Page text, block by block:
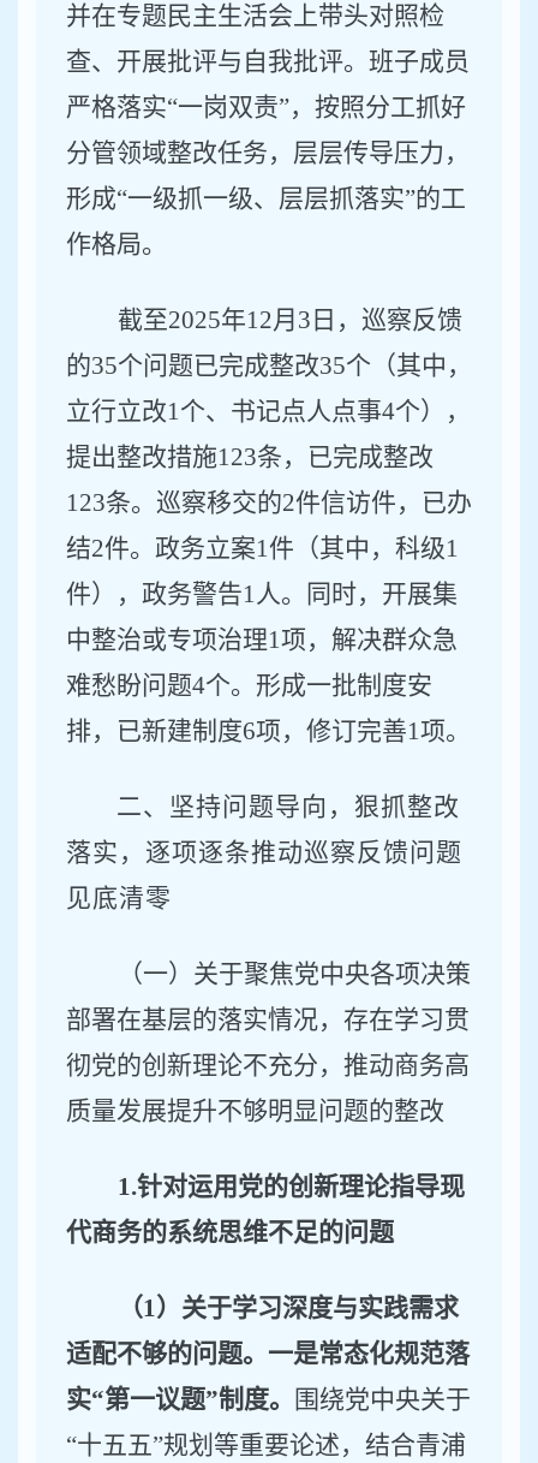
并在专题民主生活会上带头对照检
查、开展批评与自我批评。班子成员
严格落实“一岗双责”，按照分工抓好
分管领域整改任务，层层传导压力，
形成“一级抓一级、层层抓落实”的工
作格局。
截至2025年12月 3 日，巡察反馈
的35个问题已完成整改35个（其中，
立行立改1个、书记点人点事4个），
提出整改措施123条，已完成整改
123条。巡察移交的2件信访件，已办
结2件。政务立案1件（其中，科级1
件），政务警告1人。同时，开展集
中整治或专项治理1项，解决群众急
难愁盼问题4个。 形成一批制度安
排，已新建制度6项，修订完善1项。
二、坚持问题导向，狠抓整改
落实，逐项逐条推动巡察反馈问题
见底清零
（一）关于聚焦党中央各项决策
部署在基层的落实情况，存在学习贯
彻党的创新理论不充分，推动商务高
质量发展提升不够明显问题的整改
1.针对运用党的创新理论指导现
代商务的系统思维不足的问题
（1）关于学习深度与实践需求
适配不够的问题。 一是常态化规范落
实“第一议题”制度。
围绕党中央关于
“十五五”规划等重要论述，结合青浦